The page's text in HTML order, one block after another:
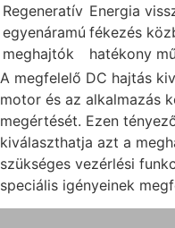
Regeneratív
egyenáramú
meghajtók
Energia
fékezés
hatékony
A megfelelő DC hajtás
motor és az alkalmazás
megértését. Ezen
kiválaszthatja azt a
szükséges vezérlési
speciális igényeinek